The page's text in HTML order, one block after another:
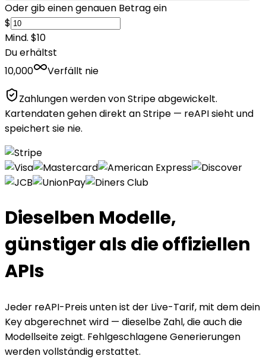
Oder gib einen genauen Betrag ein
$
Mind. $10
Du erhältst
10,000
Verfällt nie
Zahlungen werden von Stripe abgewickelt.
Kartendaten gehen direkt an Stripe — reAPI sieht und
speichert sie nie.
Dieselben Modelle,
günstiger als die offiziellen
APIs
Jeder reAPI-Preis unten ist der Live-Tarif, mit dem dein
Key abgerechnet wird — dieselbe Zahl, die auch die
Modellseite zeigt. Fehlgeschlagene Generierungen
werden vollständig erstattet.